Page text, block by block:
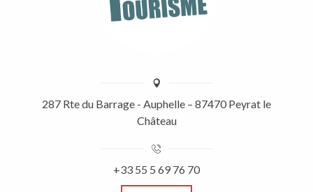
287 Rte du Barrage - Auphelle – 87470 Peyrat le
Château
+33 55 5 69 76 70